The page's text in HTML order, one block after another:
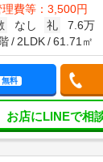
理費等：3,500円
なし 礼
7.6万
2LDK 61.71㎡
無料
お店にLINEで相